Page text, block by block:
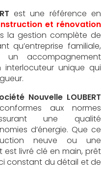
est une référence en
et rénovation
la gestion complète de
qu’entreprise familiale,
accompagnement
unique qui
Nouvelle LOUBERT
aux normes
une qualité
d’énergie. Que ce
neuve ou une
livré clé en main, prêt
constant du détail et de